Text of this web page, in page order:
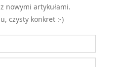
WERSJI
nowymi artykułami.
czysty konkret :-)